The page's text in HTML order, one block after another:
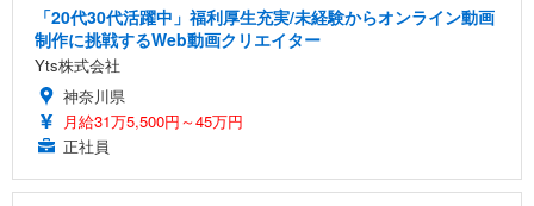
「20代30代活躍中」福利厚生充実/未経験からオンライン動画
制作に挑戦するWeb動画クリエイター
Yts株式会社
神奈川県
月給31万5,500円～45万円
正社員